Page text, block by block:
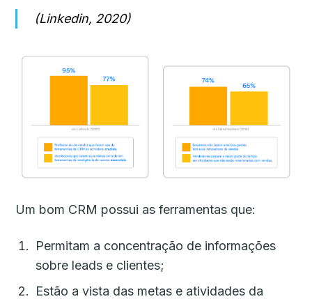
(Linkedin, 2020)
Um bom CRM possui as ferramentas que:
Permitam a concentração de informações
sobre leads e clientes;
Estão a vista das metas e atividades da